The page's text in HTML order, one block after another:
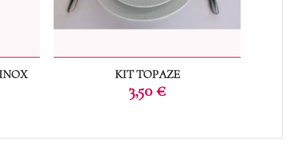
KIT TOPAZE
Prix
3,50 €